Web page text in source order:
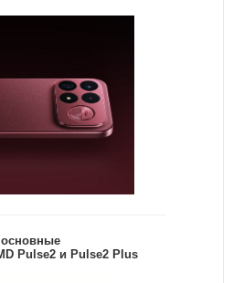
основные
Pulse2 и Pulse2 Plus